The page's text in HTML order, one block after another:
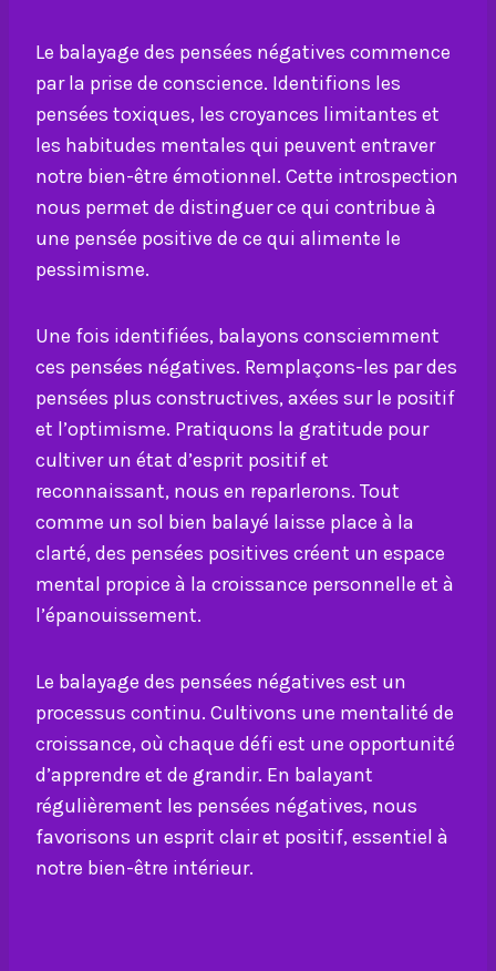
Le balayage des pensées négatives commence
par la prise de conscience. Identifions les
pensées toxiques, les croyances limitantes et
les habitudes mentales qui peuvent entraver
notre bien-être émotionnel. Cette introspection
nous permet de distinguer ce qui contribue à
une pensée positive de ce qui alimente le
pessimisme.
Une fois identifiées, balayons consciemment
ces pensées négatives. Remplaçons-les par des
pensées plus constructives, axées sur le positif
et l’optimisme. Pratiquons la gratitude pour
cultiver un état d’esprit positif et
reconnaissant, nous en reparlerons. Tout
comme un sol bien balayé laisse place à la
clarté, des pensées positives créent un espace
mental propice à la croissance personnelle et à
l’épanouissement.
Le balayage des pensées négatives est un
processus continu. Cultivons une mentalité de
croissance, où chaque défi est une opportunité
d’apprendre et de grandir. En balayant
régulièrement les pensées négatives, nous
favorisons un esprit clair et positif, essentiel à
notre bien-être intérieur.